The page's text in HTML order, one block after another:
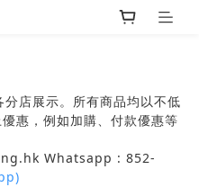
店展示。所有商品均以不低
惠，例如加購、付款優惠等
Whatsapp : 852-